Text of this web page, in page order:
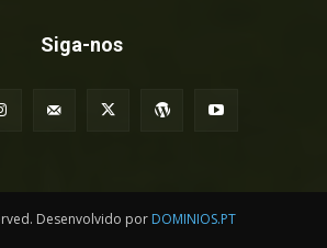
Siga-nos
Desenvolvido por DOMINIOS.PT